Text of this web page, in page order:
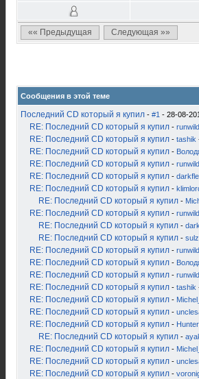
«« Предыдущая
Следующая »»
Сообщения в этой теме
Последний CD который я купил - #1 - 28-08-
RE: Последний CD который я купил - runwild
RE: Последний CD который я купил - tashik
RE: Последний CD который я купил -
RE: Последний CD который я купил - runwild
RE: Последний CD который я купил -
RE: Последний CD который я купил -
RE: Последний CD который я купил -
RE: Последний CD который я купил - runwild
RE: Последний CD который я купил -
RE: Последний CD который я купил -
RE: Последний CD который я купил - runwild
RE: Последний CD который я купил -
RE: Последний CD который я купил - runwild
RE: Последний CD который я купил - tashik
RE: Последний CD который я купил -
RE: Последний CD который я купил -
RE: Последний CD который я купил - Hunter
RE: Последний CD который я купил -
RE: Последний CD который я купил -
RE: Последний CD который я купил -
RE: Последний CD который я купил -